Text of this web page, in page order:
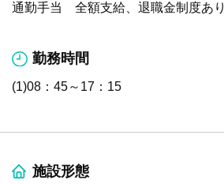
通勤手当 全額支給、退職金制度あり
勤務時間
(1)08：45～17：15
施設形態